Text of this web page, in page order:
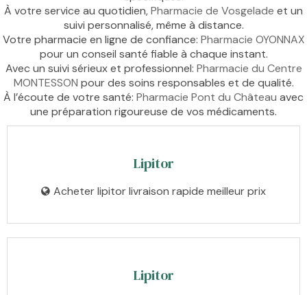
À votre service au quotidien,Pharmacie de Vosgelade et un
suivi personnalisé, même à distance.
Votre pharmacie en ligne de confiance: Pharmacie OYONNAX
pour un conseil santé fiable à chaque instant.
Avec un suivi sérieux et professionnel: Pharmacie du Centre
MONTESSON pour des soins responsables et de qualité.
À l’écoute de votre santé: Pharmacie Pont du Château avec
une préparation rigoureuse de vos médicaments.
Lipitor
Acheter lipitor livraison rapide meilleur prix
Lipitor